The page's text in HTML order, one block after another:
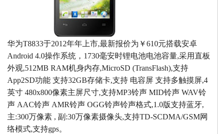
华为T8833于2012年年上市,最新报价为￥610元搭载安卓
Android 4.0操作系统，1730毫安时锂电池电池容量,采用直板
外观,512MB RAM机身内存,MicroSD (TransFlash),支持
App2SD功能 支持32GB存储卡,支持 电容屏 支持多触摸屏,4
英寸 480x800像素主屏尺寸,支持MP3铃声 MID铃声 WAV铃
声 AAC铃声 AMR铃声 OGG铃声铃声格式,1.0版支持蓝牙,
主:300万像素 , 副:30万像素摄像头,支持TD-SCDMA/GSM网
络模式,支持gps。